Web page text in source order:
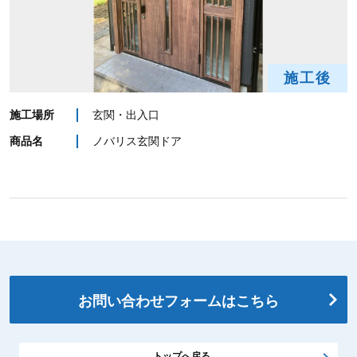
施工後
施工場所 玄関・出入口
商品名 ノバリス玄関ドア
お問い合わせフォームはこちら